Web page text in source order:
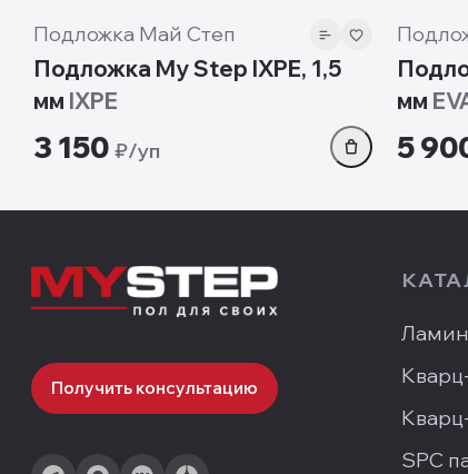
Подложка Май Степ
Подложка My Step IXPE, 1,5
мм IXPE
3 150 ₽/уп
мм
5
Получить консультацию
SPC